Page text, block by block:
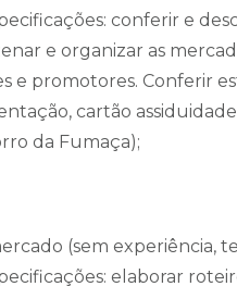
conferir e
e organizar as
e promotores. Conferir
cartão
da Fumaça);
(sem experiência,
elaborar